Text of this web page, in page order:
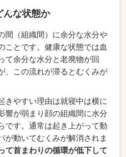
んな状態か
間（組織間）に余分な水分や
ことです。健康な状態では血
て余分な水分と老廃物が回
、この流れが滞るとむくみが
きやすい理由は就寝中は横に
響が弱まり顔の組織間に水分
です。通常は起き上がって動
が動いてむくみが解消されま
て首まわりの循環が低下して